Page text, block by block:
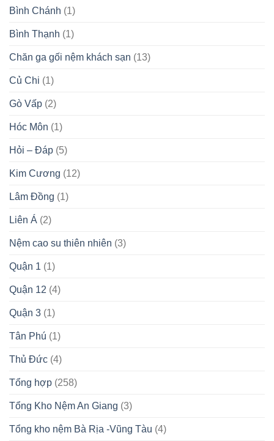
Bình Chánh (1)
Bình Thạnh (1)
Chăn ga gối nệm khách sạn (13)
Củ Chi (1)
Gò Vấp (2)
Hóc Môn (1)
Hỏi – Đáp (5)
Kim Cương (12)
Lâm Đồng (1)
Liên Á (2)
Nệm cao su thiên nhiên (3)
Quận 1 (1)
Quận 12 (4)
Quận 3 (1)
Tân Phú (1)
Thủ Đức (4)
Tổng hợp (258)
Tổng Kho Nệm An Giang (3)
Tổng kho nệm Bà Rịa -Vũng Tàu (4)